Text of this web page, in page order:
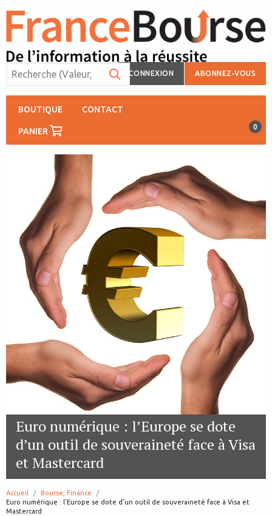
CONNEXION ABONNEZ-VOUS
BOUTIQUE CONTACT
PANIER 0
Euro numérique : l’Europe se dote
d’un outil de souveraineté face à Visa
et Mastercard
Accueil
Bourse, Finance
page:
Euro numérique : l’Europe se dote d’un outil de souveraineté face à Visa et
Mastercard